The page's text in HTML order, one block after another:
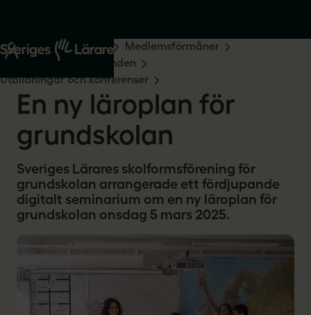
Start Medlemskap
Medlemsförmåner
Rabatter och erbjudanden
Utbildningar och konferenser
En ny läroplan för
grundskolan
Sveriges Lärares skolformsförening för
grundskolan arrangerade ett fördjupande
digitalt seminarium om en ny läroplan för
grundskolan onsdag 5 mars 2025.